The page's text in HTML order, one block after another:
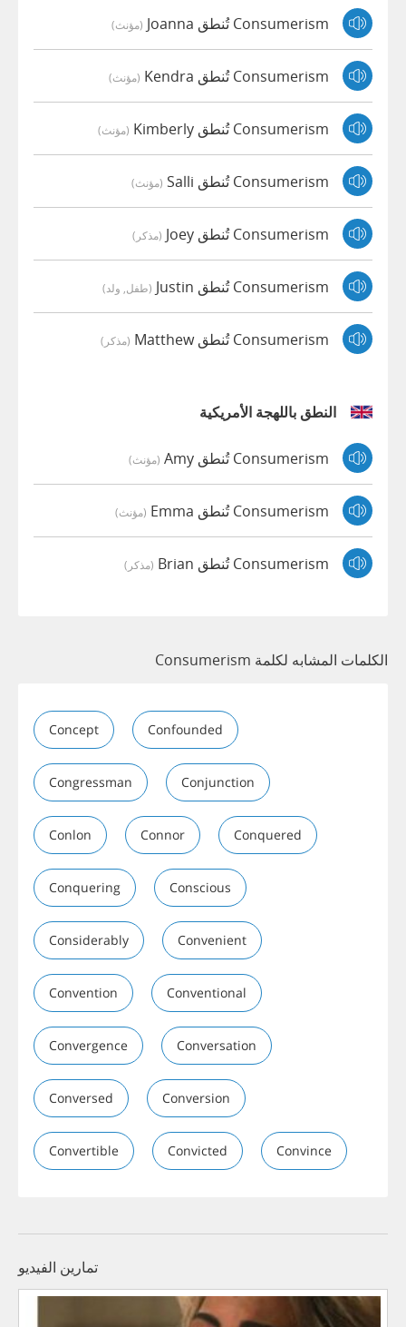
Consumerism تُنطق Joanna (مؤنث)
Consumerism تُنطق Kendra (مؤنث)
Consumerism تُنطق Kimberly (مؤنث)
Consumerism تُنطق Salli (مؤنث)
Consumerism تُنطق Joey (مذكر)
Consumerism تُنطق Justin (طفل, ولد)
Consumerism تُنطق Matthew (مذكر)
النطق باللهجة الأمريكية
Consumerism تُنطق Amy (مؤنث)
Consumerism تُنطق Emma (مؤنث)
Consumerism تُنطق Brian (مذكر)
الكلمات المشابه لكلمة Consumerism
Concept Confounded
Congressman Conjunction
Conlon Connor Conquered
Conquering Conscious
Considerably Convenient
Convention Conventional
Convergence Conversation
Conversed Conversion
Convertible Convicted Convince
تمارين الفيديو